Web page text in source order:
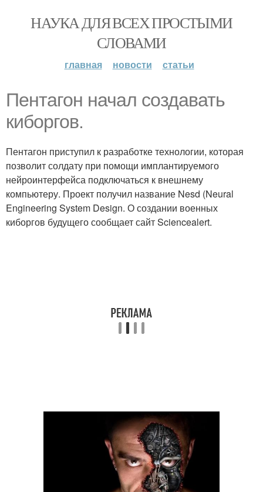
НАУКА ДЛЯ ВСЕХ ПРОСТЫМИ
СЛОВАМИ
главная новости статьи
Пентагон начал создавать
киборгов.
Пентагон приступил к разработке технологии, которая
позволит солдату при помощи имплантируемого
нейроинтерфейса подключаться к внешнему
компьютеру. Проект получил название Nesd (Neural
Engineering System Design. О создании военных
киборгов будущего сообщает сайт Sciencealert.